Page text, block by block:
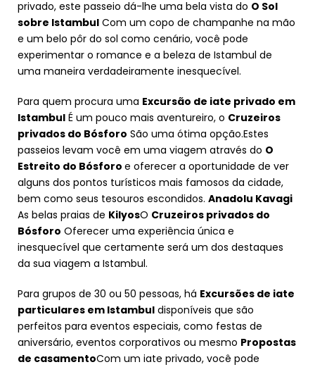
privado, este passeio dá-lhe uma bela vista do O Sol
sobre Istambul Com um copo de champanhe na mão
e um belo pôr do sol como cenário, você pode
experimentar o romance e a beleza de Istambul de
uma maneira verdadeiramente inesquecível.
Para quem procura uma Excursão de iate privado em
Istambul É um pouco mais aventureiro, o Cruzeiros
privados do Bósforo São uma ótima opção.Estes
passeios levam você em uma viagem através do O
Estreito do Bósforo e oferecer a oportunidade de ver
alguns dos pontos turísticos mais famosos da cidade,
bem como seus tesouros escondidos. Anadolu Kavagi
As belas praias de KilyosO Cruzeiros privados do
Bósforo Oferecer uma experiência única e
inesquecível que certamente será um dos destaques
da sua viagem a Istambul.
Para grupos de 30 ou 50 pessoas, há Excursões de iate
particulares em Istambul disponíveis que são
perfeitos para eventos especiais, como festas de
aniversário, eventos corporativos ou mesmo Propostas
de casamentoCom um iate privado, você pode